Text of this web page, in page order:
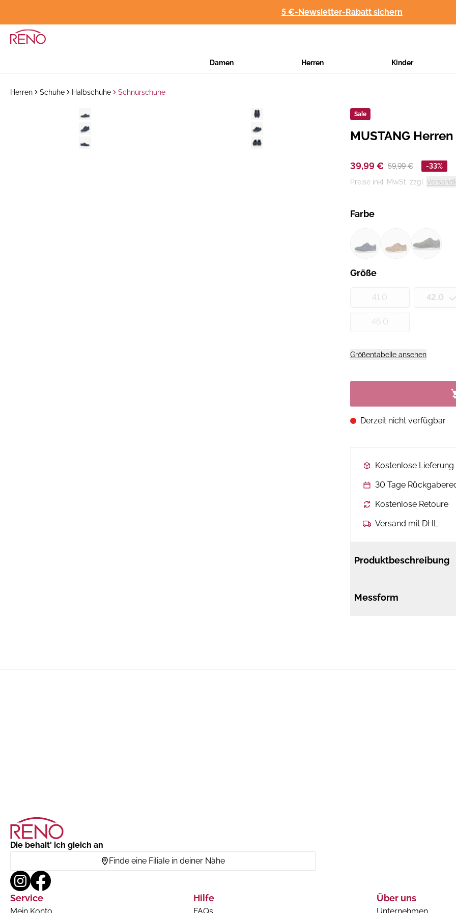
5 €-Newsletter-Rabatt sichern
Damen Herren Kinder
Herren Schuhe Halbschuhe Schnürschuhe
Sale
Hersteller:
MUSTANG
39,99 € 59,99 €
-33%
Preise inkl. MwSt. zzgl.
Farbe
Größe
41.0 42.0
46.0
Größentabelle ansehen
Derzeit nicht verfügbar
Kostenlose
30 Tage
Kostenlose Retoure
Versand mit DHL
Produktbeschreibung
Messform
Die behalt' ich gleich an
Finde eine Filiale in deiner Nähe
Service Hilfe Über uns